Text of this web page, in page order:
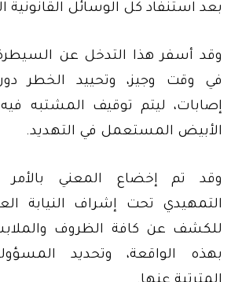
بعد استنفاد كل الوسائل القانونية
وقد أسفر هذا التدخل عن
في وقت وجيز، وتحييد الخطر
إصابات، ليتم توقيف المشتبه
الأبيض المستعمل في التهديد.
وقد تم إخضاع المعني بالأمر
التمهيدي تحت إشراف النيابة
للكشف عن كافة الظروف
بهذه الواقعة، وتحديد